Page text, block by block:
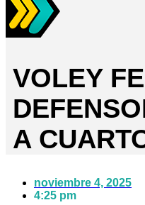
VOLEY
A
noviembre 4, 2025
4:25 pm